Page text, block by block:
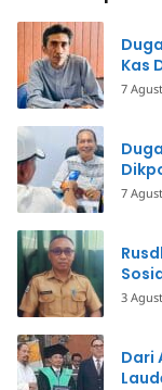
Kas
7
7
3
Dari